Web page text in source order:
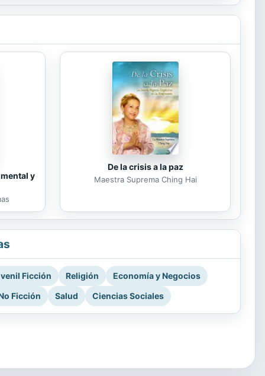
y
De la crisis a la paz
Maestra Suprema Ching Hai
Ficción Religión
Economía y Negocios
Ficción
Salud Ciencias Sociales